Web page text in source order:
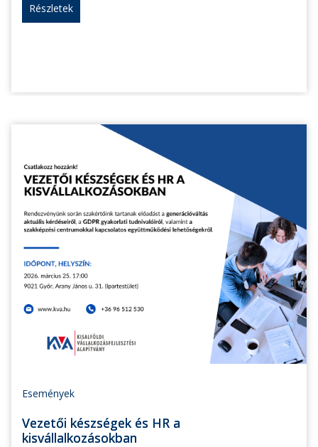
Részletek
Események
Vezetői készségek és HR a
kisvállalkozásokban